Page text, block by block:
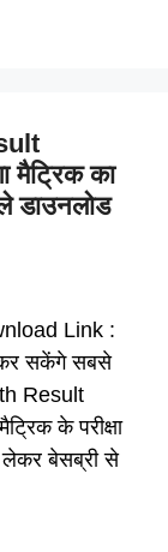
मैट्रिक का
डाउनलोड
Link :
कर सकेंगे सबसे
Result
के परीक्षा
लेकर बेसब्री से